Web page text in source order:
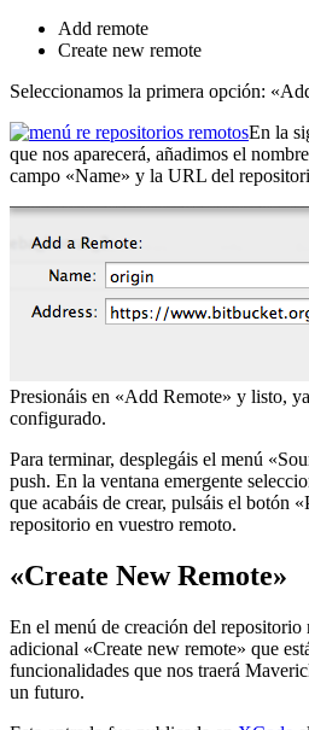
Add remote
Create new remote
Seleccionamos la primera opción:
En la
que nos aparecerá, añadimos el
campo «Name» y la URL del
Presionáis en «Add Remote» y listo,
configurado.
Para terminar, desplegáis el menú
push. En la ventana emergente
que acabáis de crear, pulsáis el botón
repositorio en vuestro remoto.
«Create New Remote»
En el menú de creación del
adicional «Create new remote» que
funcionalidades que nos traerá
un futuro.